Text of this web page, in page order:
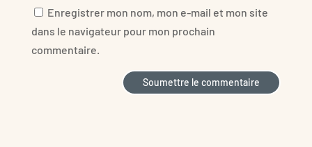
Enregistrer mon nom, mon e-mail et mon site
dans le navigateur pour mon prochain
commentaire.
Soumettre le commentaire